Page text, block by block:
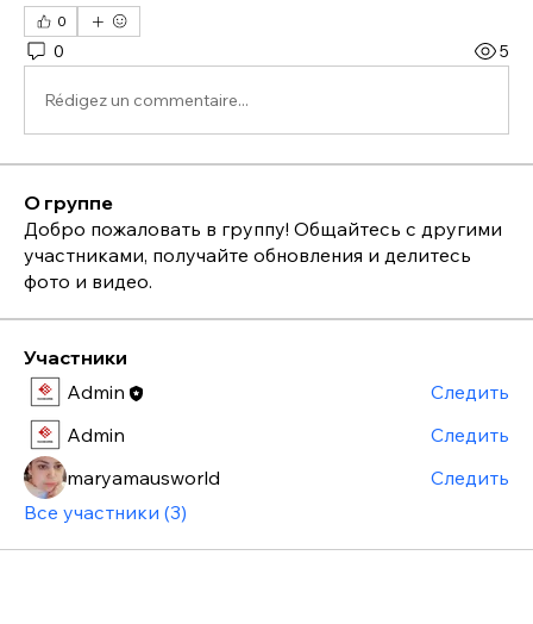
0
0 5
Rédigez un commentaire...
О группе
Добро пожаловать в группу! Общайтесь с другими
участниками, получайте обновления и делитесь
фото и видео.
Участники
Admin
Следить
Admin
Следить
maryamausworld
Следить
Все участники (3)